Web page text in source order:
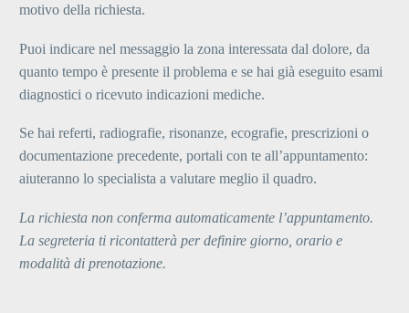
motivo della richiesta.
Puoi indicare nel messaggio la zona interessata dal dolore, da
quanto tempo è presente il problema e se hai già eseguito esami
diagnostici o ricevuto indicazioni mediche.
Se hai referti, radiografie, risonanze, ecografie, prescrizioni o
documentazione precedente, portali con te all’appuntamento:
aiuteranno lo specialista a valutare meglio il quadro.
La richiesta non conferma automaticamente l’appuntamento.
La segreteria ti ricontatterà per definire giorno, orario e
modalità di prenotazione.